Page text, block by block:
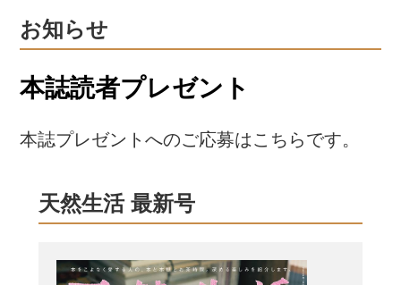
お知らせ
本誌読者プレゼント
本誌プレゼントへのご応募はこちらです。
天然生活 最新号